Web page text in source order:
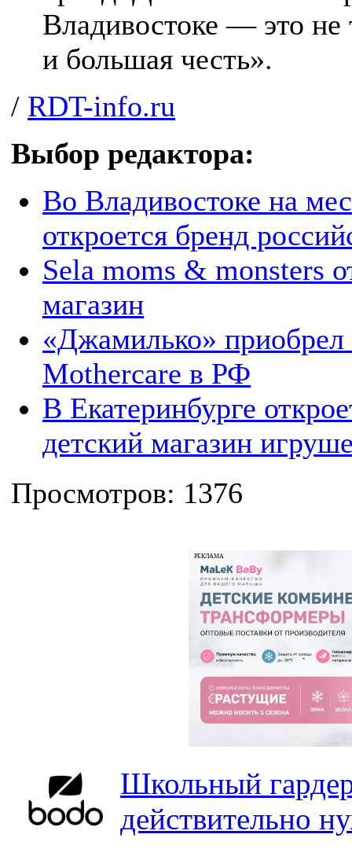
Владивостоке — это не
и большая честь».
/ RDT-info.ru
Выбор редактора:
Во Владивостоке на
откроется бренд
Sela moms & monsters
магазин
«Джамилько» приобрел
Mothercare в РФ
В Екатеринбурге
детский магазин
Просмотров: 1376
РЕКЛАМА
Школьный
действительно